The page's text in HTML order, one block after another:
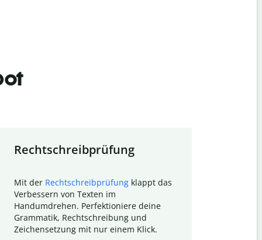
Rechtschreibprüfung
Mit der Rechtschreibprüfung klappt das
Verbessern von Texten im
Handumdrehen. Perfektioniere deine
Grammatik, Rechtschreibung und
Zeichensetzung mit nur einem Klick.